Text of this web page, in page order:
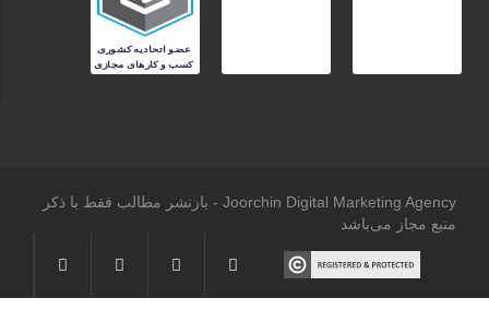
Joorchin Digital Marketing Agency - بازنشر مطالب فقط با ذکر
منبع مجاز می‌باشد